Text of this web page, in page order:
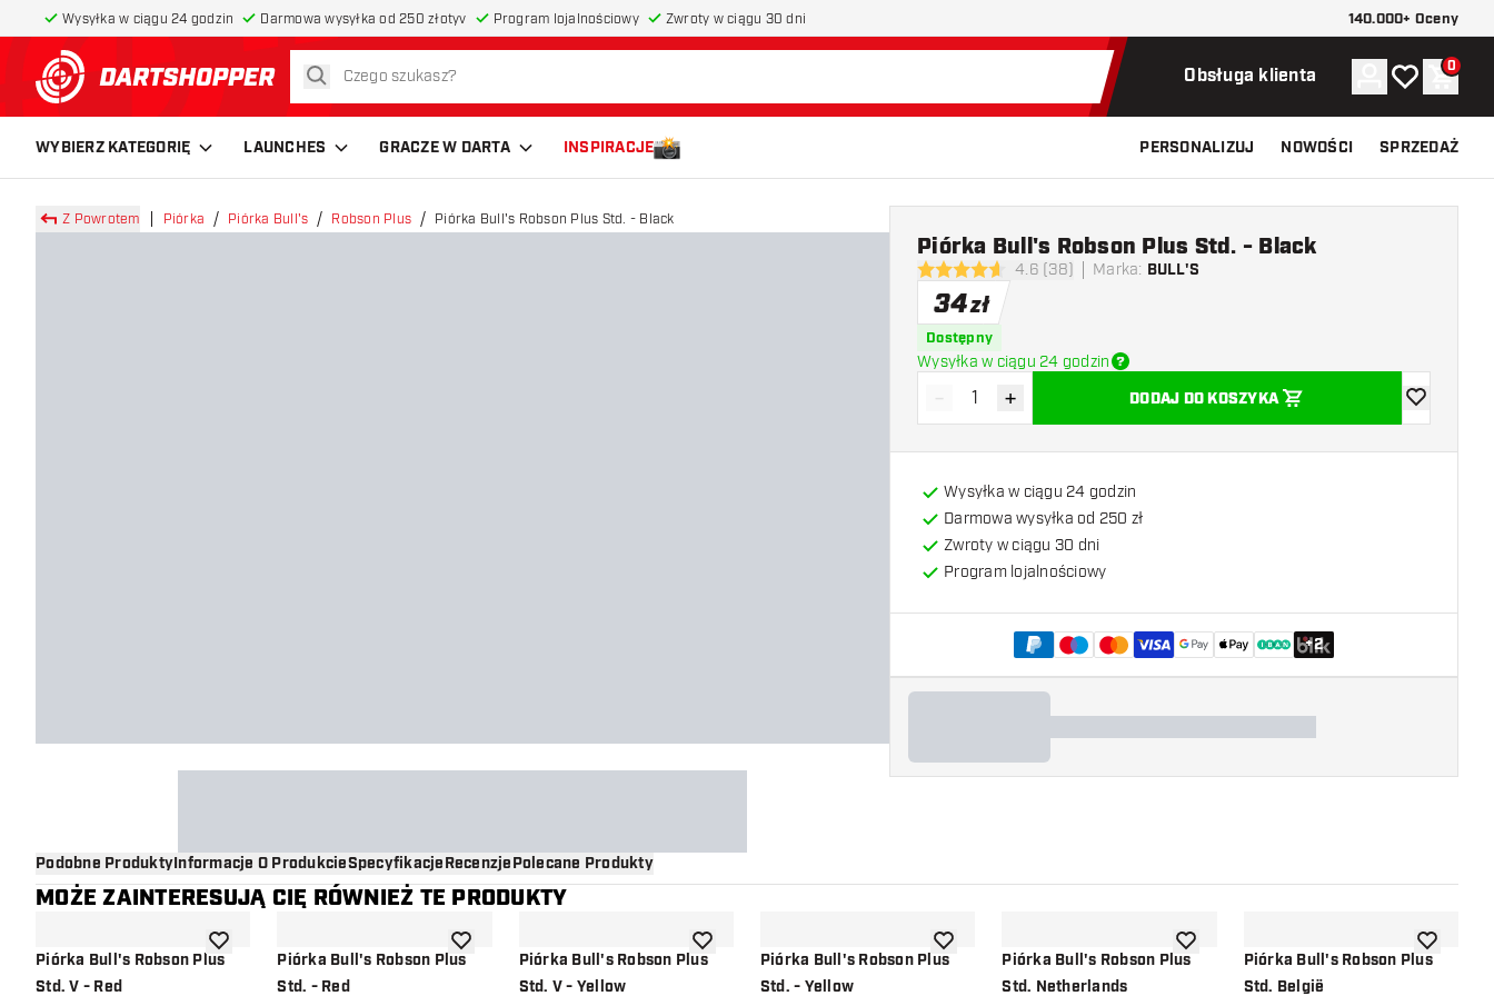
Wysyłka w ciągu 24 godzin Darmowa wysyłka od 250 złotyv Program lojalnościowy Zwroty w ciągu 30 dni 140.000+ Oceny
powrót do strony głównej
szukaj Obsługa klienta Konto
Moja listaKoszyk
0
WYBIERZ KATEGORIĘ LAUNCHES GRACZE W DARTA INSPIRACJE PERSONALIZUJ NOWOŚCI SPRZEDAŻ
Z Powrotem Piórka Piórka Bull's Robson Plus Piórka Bull's Robson Plus Std. - Black
4.6 gwiazdki oceny
4.6 (38) Marka: BULL'S
Piórka Bull's Robson Plus Std. - Black
34zł
Dostępny
Wysyłka w ciągu 24 godzin
Zmniejsz ilość
- Zwiększ ilość
+ DODAJ DO KOSZYKA
dodaj do
Wysyłka w ciągu 24 godzin
Darmowa wysyłka od 250 zł
Zwroty w ciągu 30 dni
Program lojalnościowy
+2
Podobne ProduktyInformacje O ProdukcieSpecyfikacjeRecenzjePolecane Produkty
MOŻE ZAINTERESUJĄ CIĘ RÓWNIEŻ TE PRODUKTY
Piórka Bull's Robson Plus
Std. V - Red
dodaj do listy życzeńPiórka Bull's Robson Plus
Std. - Red
dodaj do listy życzeńPiórka Bull's Robson Plus
Std. V - Yellow
dodaj do listy życzeńPiórka Bull's Robson Plus
Std. - Yellow
dodaj do listy życzeńPiórka Bull's Robson Plus
Std. Netherlands
dodaj do listy życzeńPiórka Bull's Robson Plus
Std. België
dodaj do